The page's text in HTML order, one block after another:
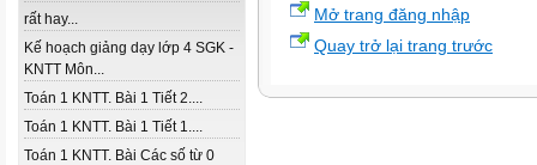
rất hay...
Kế hoạch giảng dạy lớp 4 SGK -
KNTT Môn...
Toán 1 KNTT. Bài 1 Tiết 2....
Toán 1 KNTT. Bài 1 Tiết 1....
Toán 1 KNTT. Bài Các số từ 0
Mở trang đăng nhập
Quay trở lại trang trước